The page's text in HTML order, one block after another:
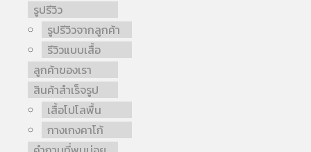
รูปรีวิว
รูปรีวิวจากลูกค้า
รีวิวแบบเสื้อ
ลูกค้าของเรา
สินค้าสำเร็จรูป
เสื้อโปโลพื้น
กางเกงคาโก้